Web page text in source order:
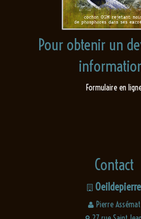
Pour obtenir un
Formulaire en
Contact
Oeildepierre
Pierre Assémat